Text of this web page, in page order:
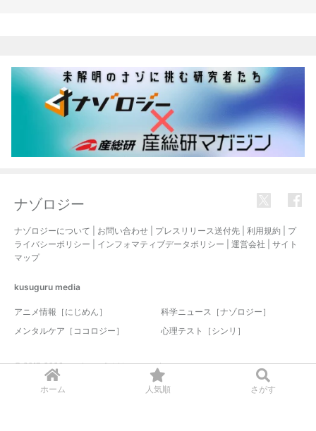
ホーム 人気順 さがす
ナゾロジー
ナゾロジーについて お問い合わせ プレスリリース送付先 利用規約
プ
ライバシーポリシー
インフォマティブデータポリシー 運営会社
サイト
マップ
kusuguru media
アニメ情報［にじめん］
科学ニュース［ナゾロジー］
メンタルケア［ココロジー］
心理テスト［シンリ］
© 2017-2026 nazology. all rights reserved.